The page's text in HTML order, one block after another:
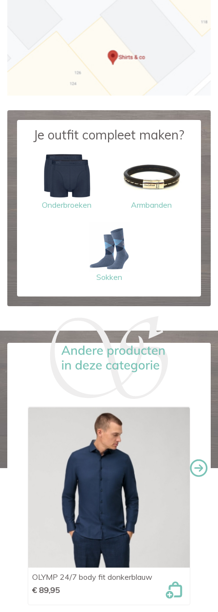
Je outfit compleet maken?
Onderbroeken Armbanden
Sokken
OLYMP 24/7 body fit donkerblauw
€ 89,95